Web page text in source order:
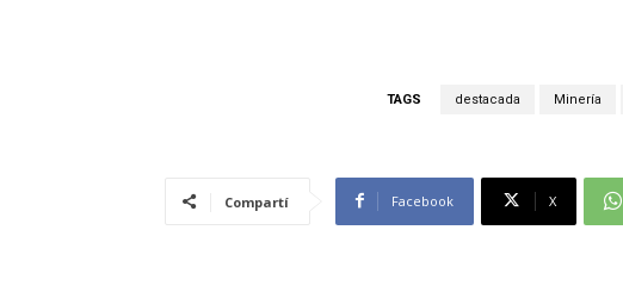
TAGS destacada Minería
Compartí Facebook X